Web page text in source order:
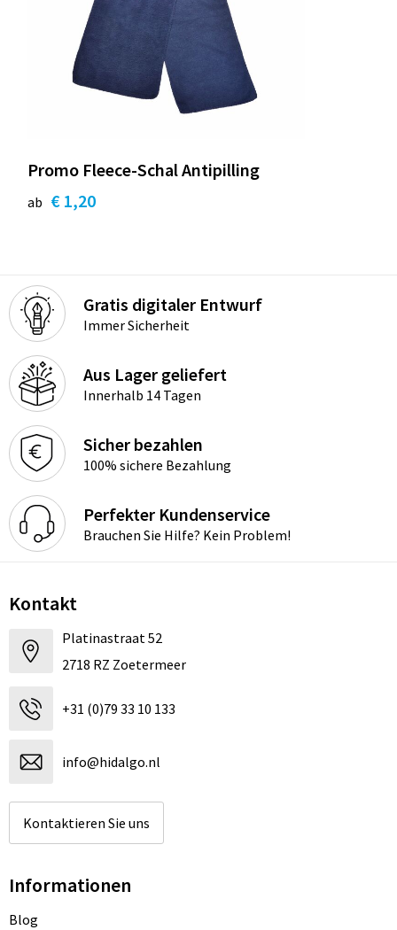
Promo Fleece-Schal Antipilling
ab € 1,20
Gratis digitaler Entwurf
Immer Sicherheit
Aus Lager geliefert
Innerhalb 14 Tagen
Sicher bezahlen
100% sichere Bezahlung
Perfekter Kundenservice
Brauchen Sie Hilfe? Kein Problem!
Kontakt
Platinastraat 52
2718 RZ Zoetermeer
+31 (0)79 33 10 133
info@hidalgo.nl
Kontaktieren Sie uns
Informationen
Blog